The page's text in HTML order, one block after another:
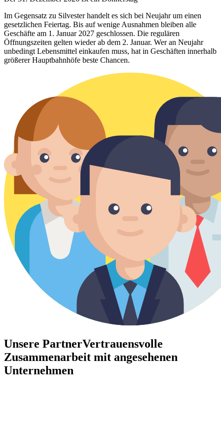
Im Gegensatz zu Silvester handelt es sich bei Neujahr um einen
gesetzlichen Feiertag. Bis auf wenige Ausnahmen bleiben alle
Geschäfte am 1. Januar 2027 geschlossen. Die regulären
Öffnungszeiten gelten wieder ab dem 2. Januar. Wer an Neujahr
unbedingt Lebensmittel einkaufen muss, hat in Geschäften innerhalb
größerer Hauptbahnhöfe beste Chancen.
Unsere PartnerVertrauensvolle
Zusammenarbeit mit angesehenen
Unternehmen